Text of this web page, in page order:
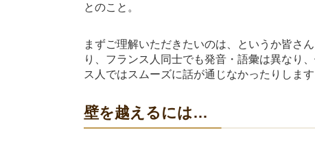
とのこと。
まずご理解いただきたいのは、というか皆さ
り、フランス人同士でも発音・語彙は異なり
ス人ではスムーズに話が通じなかったりしま
壁を越えるには…